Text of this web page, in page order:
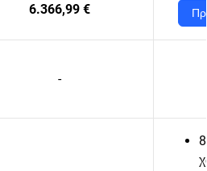
6.366,99 €
-